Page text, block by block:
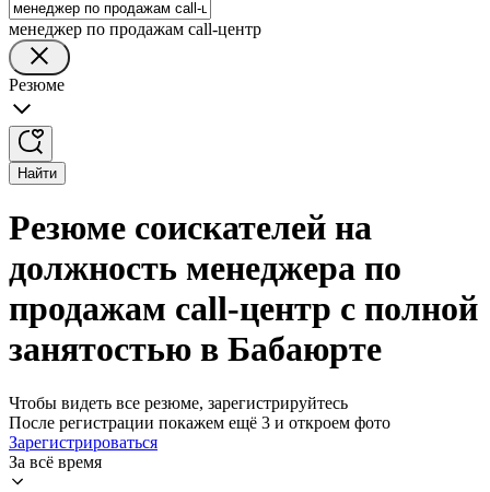
менеджер по продажам call-центр
Резюме
Найти
Резюме соискателей на
должность менеджера по
продажам call-центр с полной
занятостью в Бабаюрте
Чтобы видеть все резюме, зарегистрируйтесь
После регистрации покажем ещё 3 и откроем фото
Зарегистрироваться
За всё время